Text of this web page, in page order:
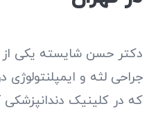
دکتر حسن شایسته یکی
جراحی لثه و ایمپلنتولوژی
که در کلینیک